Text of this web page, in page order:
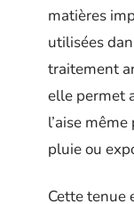
matières
utilisées
traitement
elle permet
l’aise
pluie ou
Cette tenue